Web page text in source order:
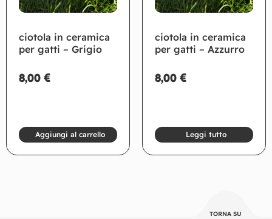
ciotola in ceramica
per gatti – Grigio
8,00 €
Aggiungi al carrello
ciotola in ceramica
per gatti – Azzurro
8,00 €
Leggi tutto
TORNA SU